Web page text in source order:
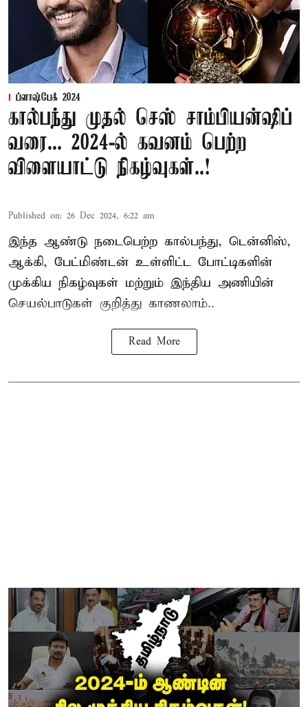
ப்ளாஷ்பேக் 2024
கால்பந்து முதல் செஸ் சாம்பியன்ஷிப்
வரை... 2024-ல் கவனம் பெற்ற
விளையாட்டு நிகழ்வுகள்..!
Published on: 26 Dec 2024, 6:22 am
இந்த ஆண்டு நடைபெற்ற கால்பந்து, டென்னிஸ்,
ஆக்கி, பேட்மிண்டன் உள்ளிட்ட போட்டிகளின்
முக்கிய நிகழ்வுகள் மற்றும் இந்திய அணியின்
செயல்பாடுகள் குறித்து காணலாம்..
Read More